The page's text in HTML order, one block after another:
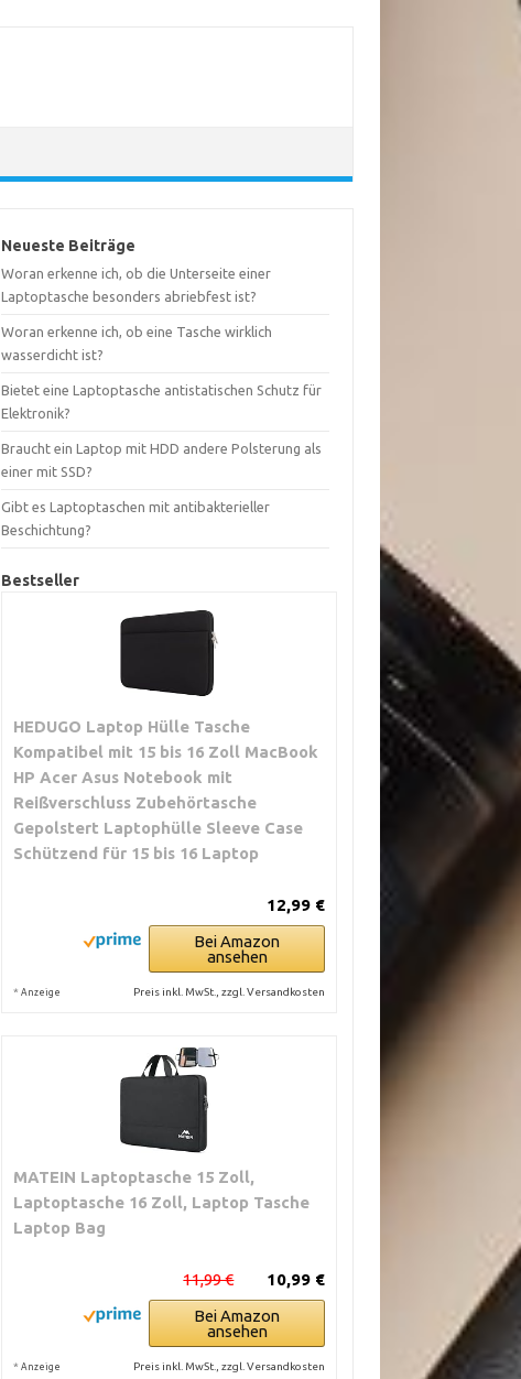
Neueste Beiträge
Woran erkenne ich, ob die Unterseite einer
Laptoptasche besonders abriebfest ist?
Woran erkenne ich, ob eine Tasche wirklich
wasserdicht ist?
Bietet eine Laptoptasche antistatischen Schutz für
Elektronik?
Braucht ein Laptop mit HDD andere Polsterung als
einer mit SSD?
Gibt es Laptoptaschen mit antibakterieller
Beschichtung?
Bestseller
HEDUGO Laptop Hülle Tasche
Kompatibel mit 15 bis 16 Zoll MacBook
HP Acer Asus Notebook mit
Reißverschluss Zubehörtasche
Gepolstert Laptophülle Sleeve Case
Schützend für 15 bis 16 Laptop
12,99 €
Bei Amazon
ansehen
* Anzeige Preis inkl. MwSt., zzgl. Versandkosten
MATEIN Laptoptasche 15 Zoll,
Laptoptasche 16 Zoll, Laptop Tasche
Laptop Bag
10,99 €
11,99 €
Bei Amazon
ansehen
* Anzeige Preis inkl. MwSt., zzgl. Versandkosten